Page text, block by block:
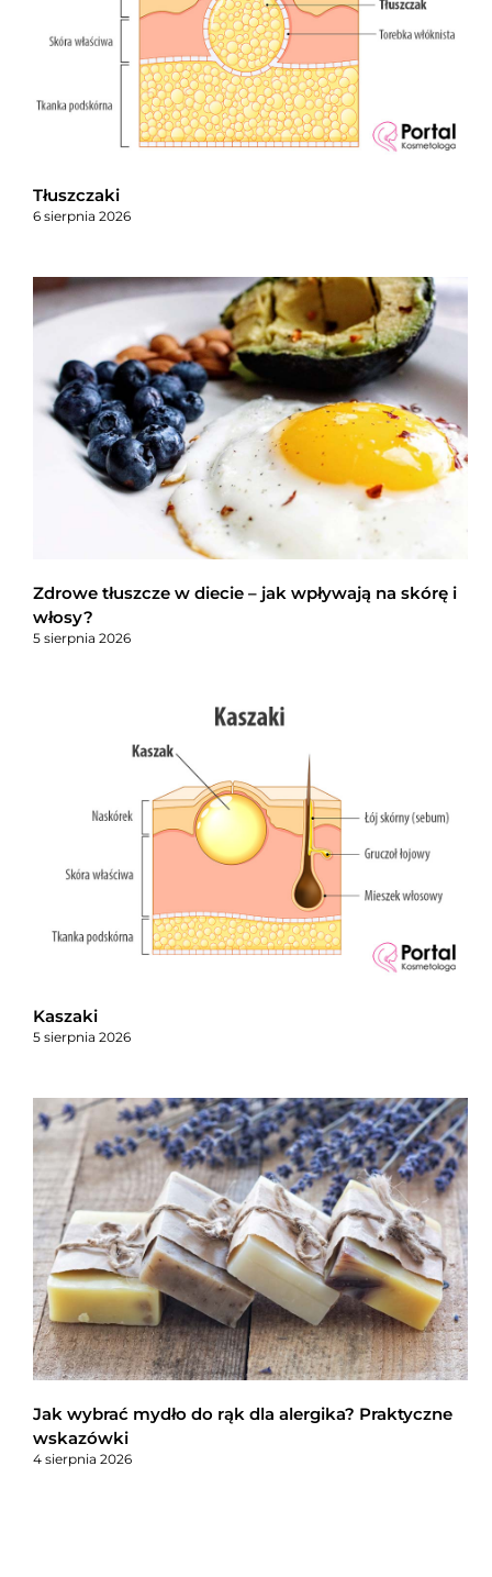
Tłuszczaki
6 sierpnia 2026
Zdrowe tłuszcze w diecie – jak wpływają na skórę i
włosy?
5 sierpnia 2026
Kaszaki
5 sierpnia 2026
Jak wybrać mydło do rąk dla alergika? Praktyczne
wskazówki
4 sierpnia 2026